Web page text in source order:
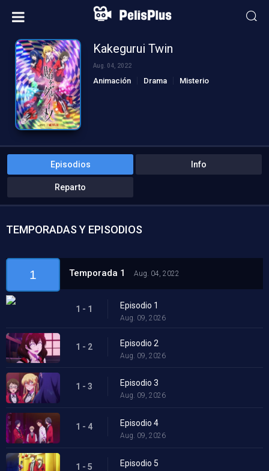
Kakegurui Twin
Aug. 04, 2022
Animación Drama Misterio
Episodios Info
Reparto
TEMPORADAS Y EPISODIOS
1 Temporada 1 Aug. 04, 2022
1 - 1 Episodio 1
Aug. 09, 2026
1 - 2 Episodio 2
Aug. 09, 2026
1 - 3 Episodio 3
Aug. 09, 2026
1 - 4 Episodio 4
Aug. 09, 2026
1 - 5 Episodio 5